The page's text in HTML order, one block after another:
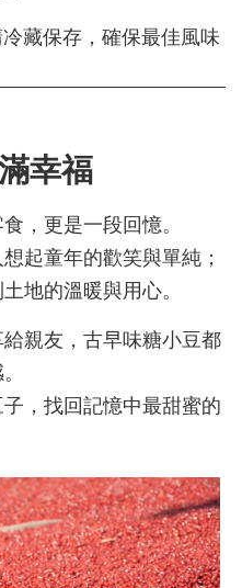
藏保存，確保最佳風味
幸福
，更是一段回憶。
起童年的歡笑與單純；
地的溫暖與用心。
親友，古早味糖小豆都
，找回記憶中最甜蜜的